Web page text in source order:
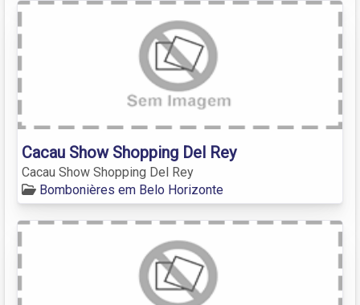
Cacau Show Shopping Del Rey
Cacau Show Shopping Del Rey
Bombonières em Belo Horizonte